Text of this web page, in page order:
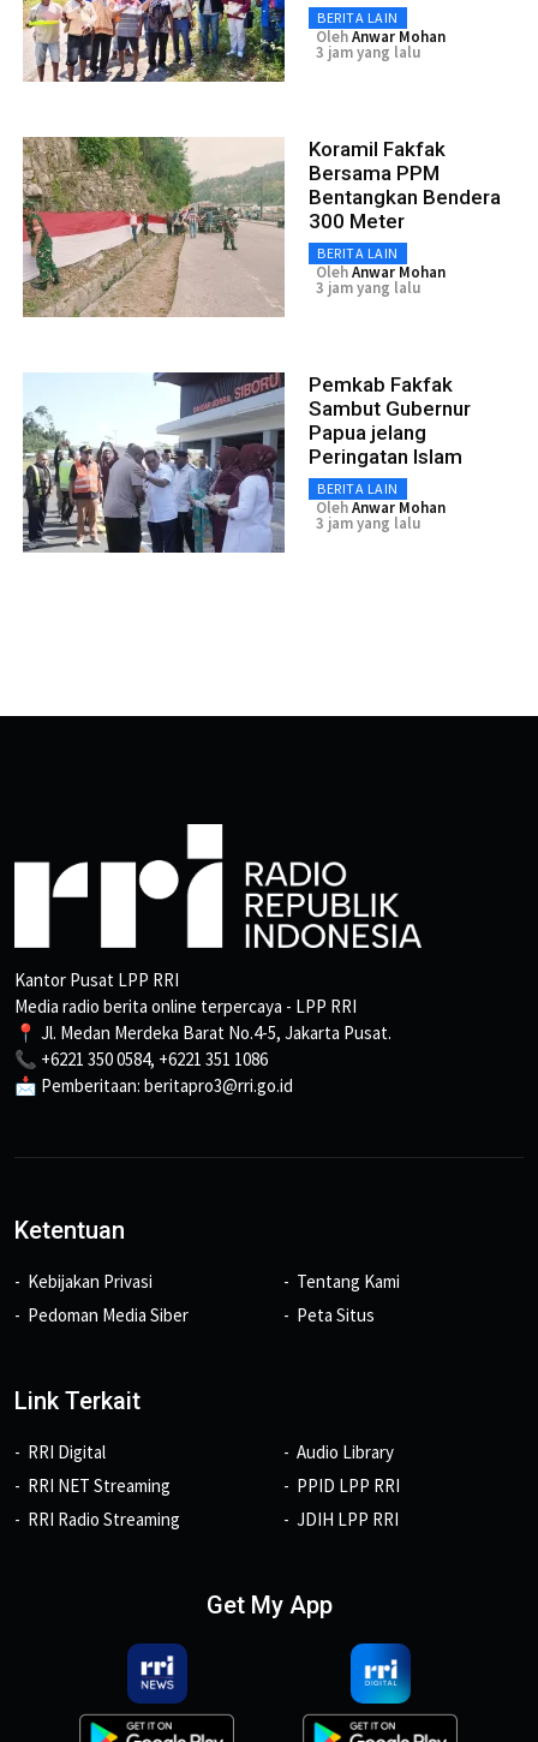
BERITA LAIN
OlehAnwar Mohan
3 jam yang lalu
Koramil Fakfak
Bersama PPM
Bentangkan Bendera
300 Meter
BERITA LAIN
OlehAnwar Mohan
3 jam yang lalu
Pemkab Fakfak
Sambut Gubernur
Papua jelang
Peringatan Islam
BERITA LAIN
OlehAnwar Mohan
3 jam yang lalu
Kantor Pusat LPP RRI
Media radio berita online terpercaya - LPP RRI
📍 Jl. Medan Merdeka Barat No.4-5, Jakarta Pusat.
📞 +6221 350 0584, +6221 351 1086
📩 Pemberitaan: beritapro3@rri.go.id
Ketentuan
Kebijakan Privasi
Pedoman Media Siber
Tentang Kami
Peta Situs
Link Terkait
RRI Digital
RRI NET Streaming
RRI Radio Streaming
Audio Library
PPID LPP RRI
JDIH LPP RRI
Get My App